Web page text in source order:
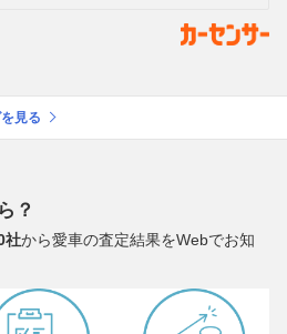
見る
？
社から愛車の査定結果をWebでお知